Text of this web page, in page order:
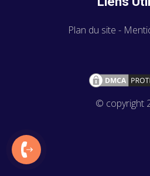
Plan du site -
© copyright